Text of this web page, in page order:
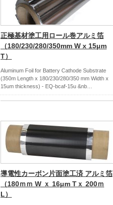
正極基材塗工用ロール巻アルミ箔
（180/230/280/350mm W x 15μm
T）
Aluminum Foil for Battery Cathode Substrate
(350m Length x 180/230/280/350 mm Width x
15um thickness) - EQ-bcaf-15u &nb…
導電性カーボン片面塗工済 アルミ箔
（180ｍｍ W ｘ 16μm Tｘ 200ｍ
L）